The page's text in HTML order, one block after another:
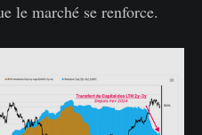
le marché se renforce.